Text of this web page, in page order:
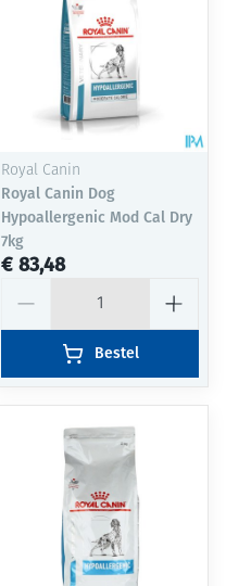
Royal Canin
Royal Canin Dog
Hypoallergenic Mod Cal Dry
7kg
€ 83,48
Bestel